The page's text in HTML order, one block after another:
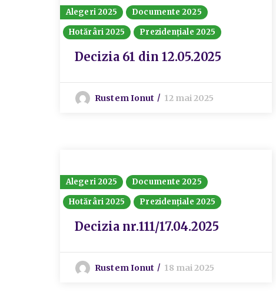
Alegeri 2025
Documente 2025
Hotărâri 2025
Prezidențiale 2025
Decizia 61 din 12.05.2025
Rustem Ionut 12 mai 2025
Alegeri 2025
Documente 2025
Hotărâri 2025
Prezidențiale 2025
Decizia nr.111/17.04.2025
Rustem Ionut 18 mai 2025